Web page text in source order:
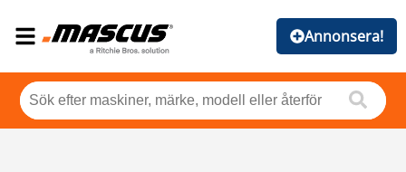
Annonsera!